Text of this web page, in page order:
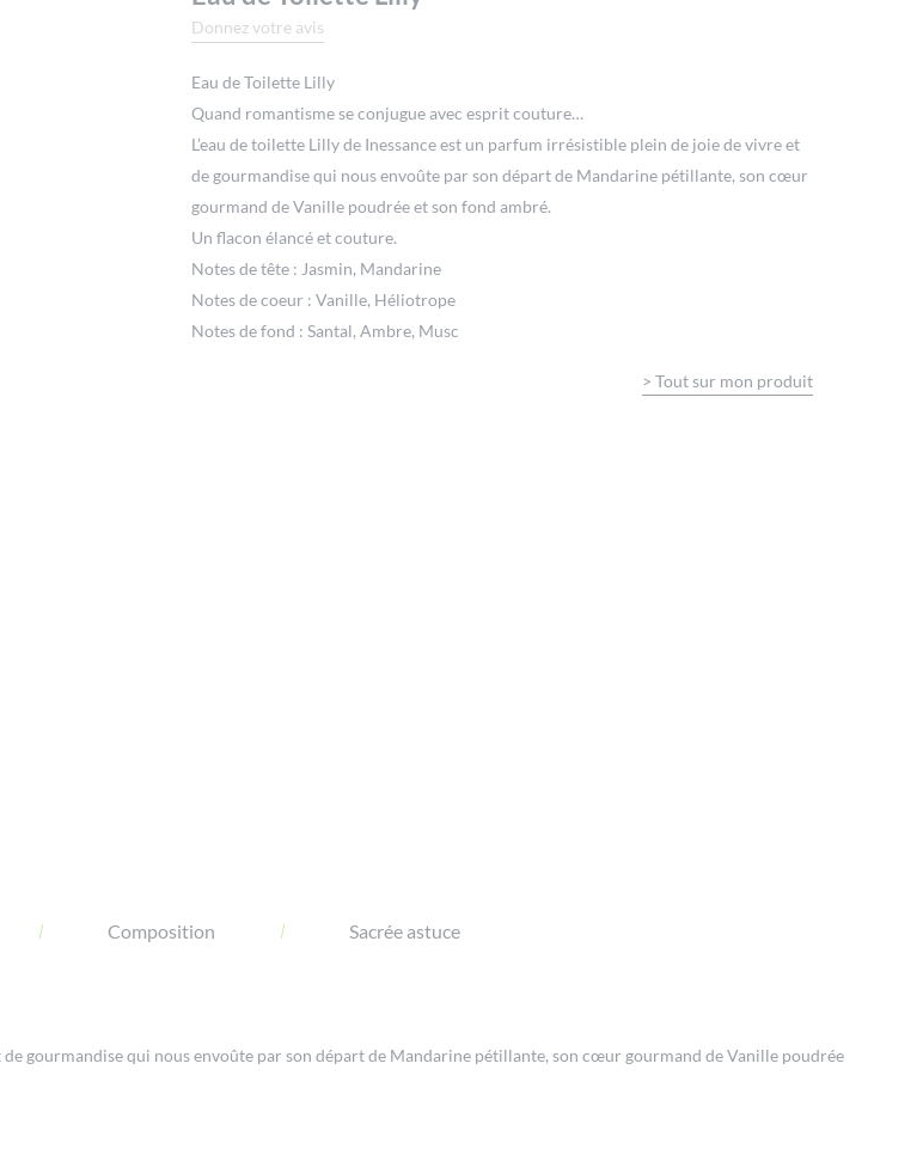
Donnez votre avis
Eau de Toilette Lilly
Quand romantisme se conjugue avec esprit couture…
L’eau de toilette Lilly de Inessance est un parfum irrésistible plein de joie de vivre et
de gourmandise qui nous envoûte par son départ de Mandarine pétillante, son cœur
gourmand de Vanille poudrée et son fond ambré.
Un flacon élancé et couture.
Notes de tête : Jasmin, Mandarine
Notes de coeur : Vanille, Héliotrope
Notes de fond : Santal, Ambre, Musc
> Tout sur mon produit
Composition Sacrée astuce
gourmandise qui nous envoûte par son départ de Mandarine pétillante, son cœur gourmand de Vanille poudrée